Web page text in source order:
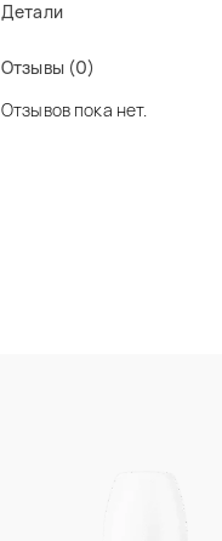
Детали
Отзывы (0)
Отзывов пока нет.